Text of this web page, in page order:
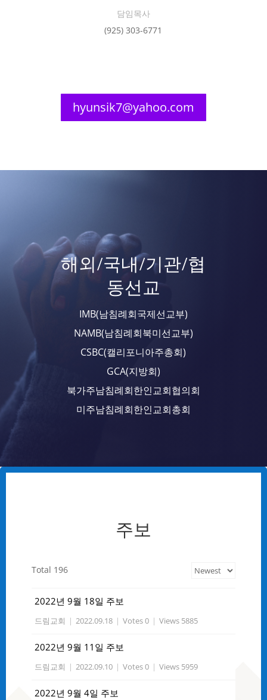
담임목사
(925) 303-6771
hyunsik7@yahoo.com
해외/국내/기관/협
동선교
IMB(남침례회국제선교부)
NAMB(남침례회북미선교부)
CSBC(캘리포니아주총회)
GCA(지방회)
북가주남침례회한인교회협의회
미주남침례회한인교회총회
주보
Total 196
2022년 9월 18일 주보
드림교회 | 2022.09.18 | Votes 0 | Views 5885
2022년 9월 11일 주보
드림교회 | 2022.09.10 | Votes 0 | Views 5959
2022년 9월 4일 주보